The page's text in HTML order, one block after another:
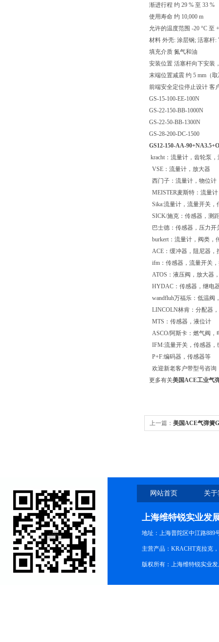
渐进行程 约 29 % 至 33 %
使用寿命 约 10,000 m
允许的温度范围 -20 °C 至
材料 外壳: 涂层钢; 活塞杆:
填充介质 氮气和油
安装位置 活塞杆向下安装
末端位置减震 约 5 mm（
前端安全定位停止设计 客
GS-15-100-EE-100N
GS-22-150-BB-1000N
GS-22-50-BB-1300N
GS-28-200-DC-1500
GS12-150-AA-
kracht：流量计，齿轮泵
VSE：流量计，放大器
西门子：流量计，物位计
MEISTER麦斯特：流量计
Sika:流量计，流量开关，
SICK/施克：传感器，测
巴士德：传感器，压力开
burkert：流量计，阀类，
ACE：缓冲器，阻尼器，
ifm：传感器，流量开关
ATOS：液压阀，放大器
HYDAC：传感器，继电
wandfluh万福乐：低温阀
LINCOLN林肯：分配器
MTS：传感器，液位计
ASCO/阿斯卡：燃气阀，
IFM:流量开关，传感器，
P+F:编码器，传感器等
欢迎新老客户带型号咨询
更多有关美国ACE工业气
上一篇： 美国ACE气弹簧
网站首页 关
上海维特锐实业发
地址：上海普陀区中江路889
主营产品：KRACHT克拉克
版权所有：上海维特锐实业